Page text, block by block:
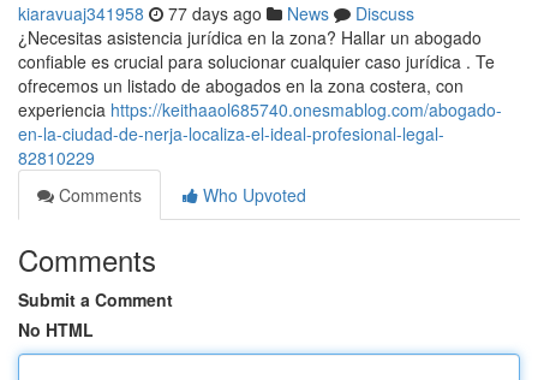
kiaravuaj341958 77 days ago News
Discuss
¿Necesitas asistencia jurídica en la zona? Hallar un abogado
confiable es crucial para solucionar cualquier caso jurídica . Te
ofrecemos un listado de abogados en la zona costera, con
experiencia https://keithaaol685740.onesmablog.com/abogado-
en-la-ciudad-de-nerja-localiza-el-ideal-profesional-legal-
82810229
Comments
Who Upvoted
Comments
Submit a Comment
No HTML